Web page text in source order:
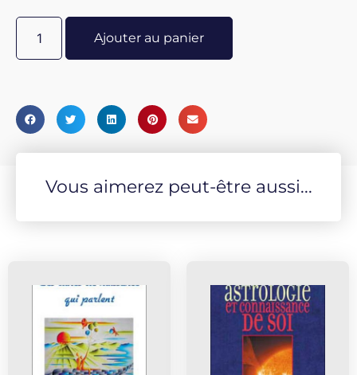
Ajouter au panier
Vous aimerez peut-être aussi...